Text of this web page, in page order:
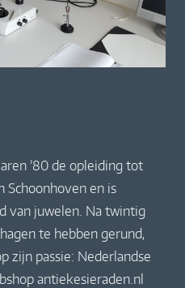
’80 de opleiding tot
Schoonhoven en is
van juwelen. Na twintig
te hebben gerund,
zijn passie: Nederlandse
antiekesieraden.nl